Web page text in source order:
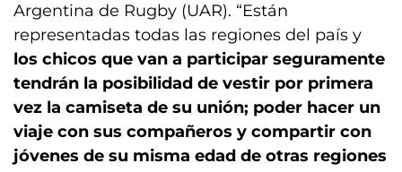
Argentina de Rugby (UAR). “Están
representadas todas las regiones del país y
los chicos que van a participar seguramente
tendrán la posibilidad de vestir por primera
vez la camiseta de su unión; poder hacer un
viaje con sus compañeros y compartir con
jóvenes de su misma edad de otras regiones